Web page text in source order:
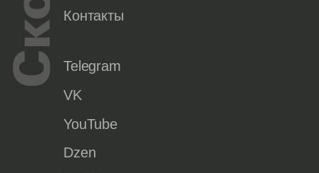
Контакты
Telegram
VK
YouTube
Dzen